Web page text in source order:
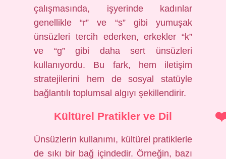
çalışmasında, işyerinde kadınlar
genellikle “r” ve “s” gibi yumuşak
ünsüzleri tercih ederken, erkekler “k”
ve “g” gibi daha sert ünsüzleri
kullanıyordu. Bu fark, hem iletişim
stratejilerini hem de sosyal statüyle
bağlantılı toplumsal algıyı şekillendirir.
Kültürel Pratikler ve Dil
Ünsüzlerin kullanımı, kültürel pratiklerle
de sıkı bir bağ içindedir. Örneğin, bazı